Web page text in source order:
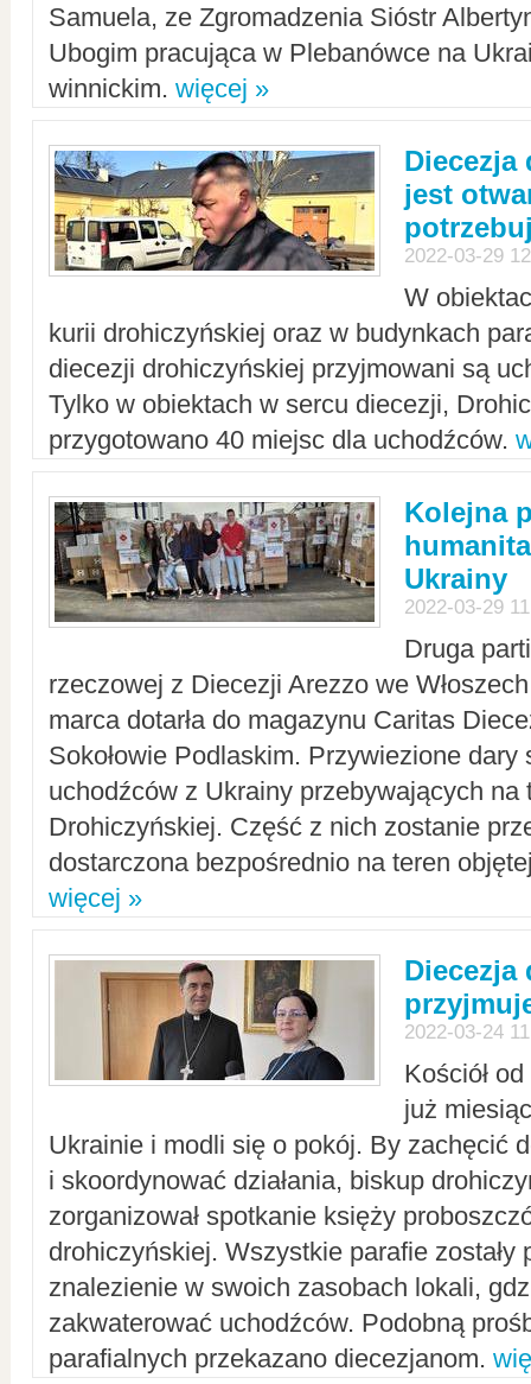
Samuela, ze Zgromadzenia Sióstr
Ubogim pracująca w Plebanówce na
winnickim. więcej »
Diecezja
jest
2022-03-29
W
kurii drohiczyńskiej oraz w budynkach
diecezji drohiczyńskiej przyjmowani są
Tylko w obiektach w sercu diecezji,
przygotowano 40 miejsc dla uchodźców.
Kolejna
Ukrainy
2022-03-29
Druga
rzeczowej z Diecezji Arezzo we
marca dotarła do magazynu Caritas
Sokołowie Podlaskim. Przywiezione dary
uchodźców z Ukrainy przebywających na
Drohiczyńskiej. Część z nich zostanie
dostarczona bezpośrednio na teren
więcej »
Diecezja
2022-03-24
Kościół
już
Ukrainie i modli się o pokój. By zachęcić
i skoordynować działania, biskup
zorganizował spotkanie księży
drohiczyńskiej. Wszystkie parafie zostały
znalezienie w swoich zasobach lokali,
zakwaterować uchodźców. Podobną
parafialnych przekazano diecezjanom.